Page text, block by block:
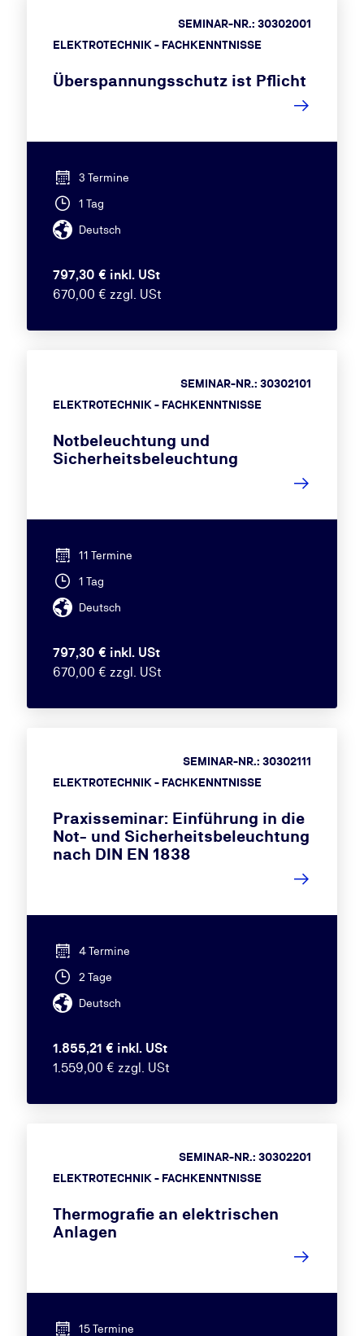
ELEKTROTECHNIK - FACHKENNTNISSE
SEMINAR-NR.: 30302001
Überspannungsschutz ist Pflicht
3 Termine
1 Tag
Deutsch
797,30 € inkl. USt
670,00 € zzgl. USt
ELEKTROTECHNIK - FACHKENNTNISSE
SEMINAR-NR.: 30302101
Notbeleuchtung und
Sicherheitsbeleuchtung
11 Termine
1 Tag
Deutsch
797,30 € inkl. USt
670,00 € zzgl. USt
ELEKTROTECHNIK - FACHKENNTNISSE
SEMINAR-NR.: 30302111
Praxisseminar: Einführung in die
Not- und Sicherheitsbeleuchtung
nach DIN EN 1838
4 Termine
2 Tage
Deutsch
1.855,21 € inkl. USt
1.559,00 € zzgl. USt
ELEKTROTECHNIK - FACHKENNTNISSE
SEMINAR-NR.: 30302201
Thermografie an elektrischen
Anlagen
15 Termine